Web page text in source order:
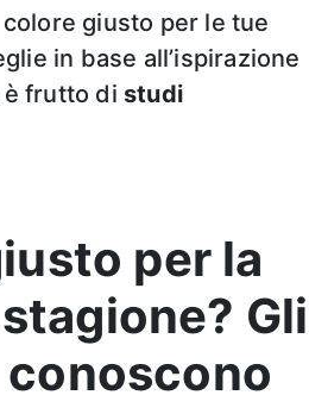
giusto per le tue
in base all’ispirazione
è frutto di studi
per la
Gli